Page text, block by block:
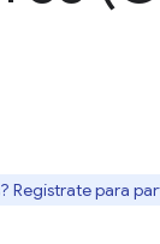
Regístrate para